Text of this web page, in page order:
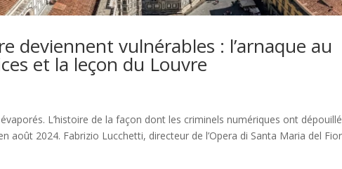
deviennent vulnérables : l’arnaque au
et la leçon du Louvre
L’histoire de la façon dont les criminels numériques ont
2024. Fabrizio Lucchetti, directeur de l’Opera di Santa Maria del